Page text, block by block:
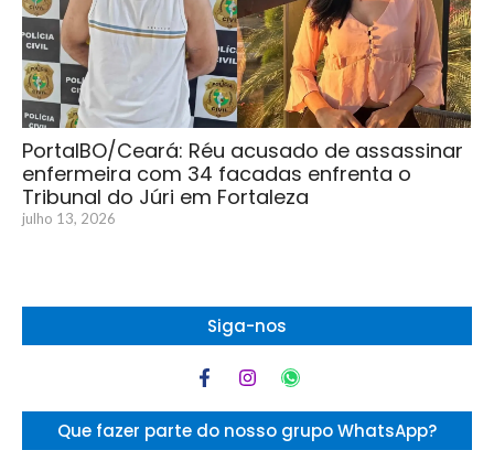
PortalBO/Ceará: Réu acusado de assassinar
enfermeira com 34 facadas enfrenta o
Tribunal do Júri em Fortaleza
julho 13, 2026
Siga-nos
Que fazer parte do nosso grupo WhatsApp?